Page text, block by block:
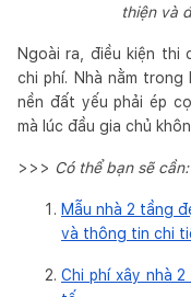
thiện và
Ngoài ra, điều kiện
chi phí. Nhà nằm
nền đất yếu phải ép
mà lúc đầu gia chủ
>>> Có thể bạn sẽ cần:
Mẫu nhà 2 tầng
và thông tin chi
Chi phí xây nhà